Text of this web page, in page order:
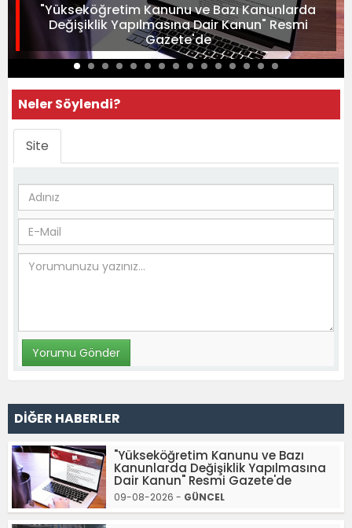
"Yükseköğretim Kanunu ve Bazı Kanunlarda
Değişiklik Yapılmasına Dair Kanun" Resmi
Gazete'de
Neler Söylendi?
Site
DİĞER HABERLER
"Yükseköğretim Kanunu ve Bazı
Kanunlarda Değişiklik Yapılmasına
Dair Kanun" Resmi Gazete'de
09-08-2026 - GÜNCEL